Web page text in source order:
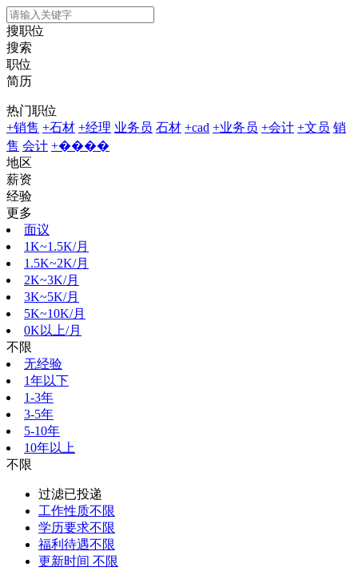
搜职位
搜索
职位
简历
热门职位
+销售 +石材 +经理 业务员 石材 +cad +业务员 +会计 +文员 销
售 会计 +����
地区
薪资
经验
更多
面议
1K~1.5K/月
1.5K~2K/月
2K~3K/月
3K~5K/月
5K~10K/月
0K以上/月
不限
无经验
1年以下
1-3年
3-5年
5-10年
10年以上
不限
过滤已投递
工作性质不限
学历要求不限
福利待遇不限
更新时间 不限